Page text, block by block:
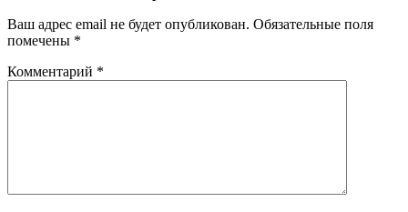
Ваш адрес email не будет опубликован. Обязательные поля
помечены *
Комментарий *